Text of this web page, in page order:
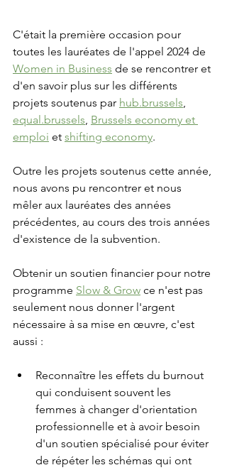
C'était la première occasion pour
toutes les lauréates de l'appel 2024 de
Women in Business de se rencontrer et
d'en savoir plus sur les différents
projets soutenus par hub.brussels,
equal.brussels, Brussels economy et
emploi et shifting economy.
Outre les projets soutenus cette année,
nous avons pu rencontrer et nous
mêler aux lauréates des années
précédentes, au cours des trois années
d'existence de la subvention.
Obtenir un soutien financier pour notre
programme Slow & Grow ce n'est pas
seulement nous donner l'argent
nécessaire à sa mise en œuvre, c'est
aussi :
Reconnaître les effets du burnout
qui conduisent souvent les
femmes à changer d'orientation
professionnelle et à avoir besoin
d'un soutien spécialisé pour éviter
de répéter les schémas qui ont